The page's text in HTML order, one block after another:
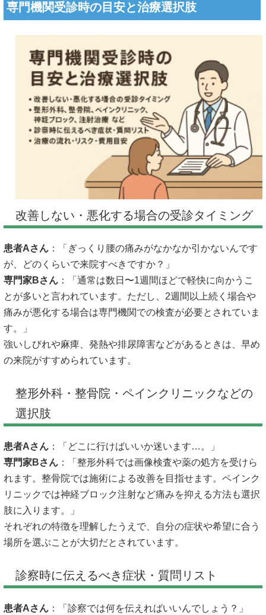
専門機関受診時の目安と治療選択肢
改善しない・悪化する場合の受診タイミング
患者Aさん ：「ぎっくり腰の痛みがなかなか引かないんです
が、どのくらいで来院すべきですか？」
専門家Bさん ：「通常は数日〜1週間ほどで軽快に向かうこ
とが多いと言われています。ただし、2週間以上続く場合や
痛みが悪化する場合は専門機関での検査が必要とされていま
す。」
強いしびれや麻痺、発熱や排尿障害などがあるときは、早め
の来院がすすめられています。
整形外科・整骨院・ペインクリニックなどの
選択肢
患者Aさん ：「どこに行けばいいか迷います…。」
専門家Bさん ：「整形外科では画像検査や薬の処方を受けら
れます。整骨院では施術による改善を目指せます。ペインク
リニックでは神経ブロック注射など痛みを抑える方法も選択
肢に入ります。」
それぞれの特徴を理解したうえで、自分の症状や希望に合う
場所を選ぶことが大切だとされています。
診察時に伝えるべき症状・質問リスト
患者Aさん ：「診察では何を伝えればいいんでしょう？」